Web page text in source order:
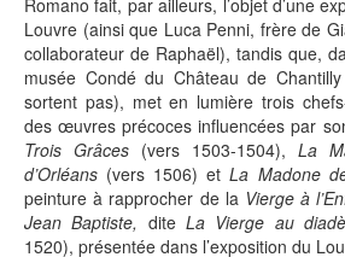
Romano fait, par ailleurs, l’objet d’une
Louvre (ainsi que Luca Penni, frère de
collaborateur de Raphaël), tandis que,
musée Condé du Château de
sortent pas), met en lumière trois
des œuvres précoces influencées par
Trois Grâces (vers 1503-1504), La
d’Orléans (vers 1506) etLa Madone
peinture à rapprocher de la Vierge à
Jean Baptiste, diteLa Vierge au
1520), présentée dans l’exposition du